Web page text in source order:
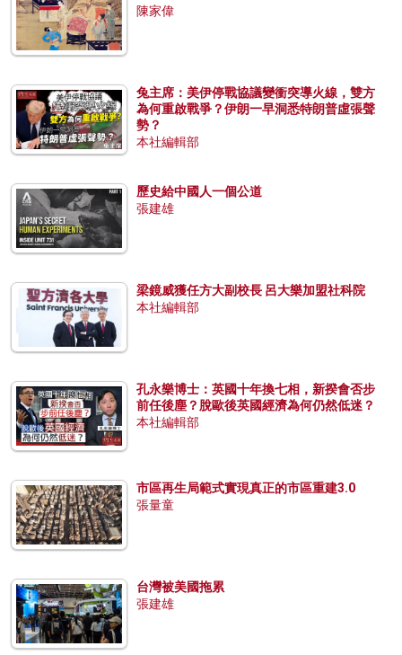
陳家偉
兔主席：美伊停戰協議變衝突導火線，雙方
為何重啟戰爭？伊朗一早洞悉特朗普虛張聲
勢？
本社編輯部
歷史給中國人一個公道
張建雄
梁鏡威獲任方大副校長 呂大樂加盟社科院
本社編輯部
孔永樂博士：英國十年換七相，新揆會否步
前任後塵？脫歐後英國經濟為何仍然低迷？
本社編輯部
市區再生局範式實現真正的市區重建3.0
張量童
台灣被美國拖累
張建雄